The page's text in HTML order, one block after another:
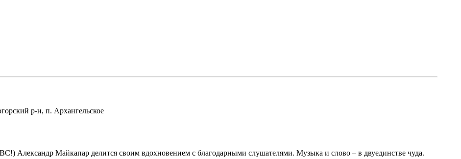
р-н, п. Архангельское
Александр Майкапар делится своим вдохновением с благодарными слушателями. Музыка и слово – в двуединстве чуда.